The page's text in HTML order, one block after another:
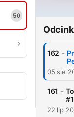
50
162 -
05 sie
161 -
22 lip